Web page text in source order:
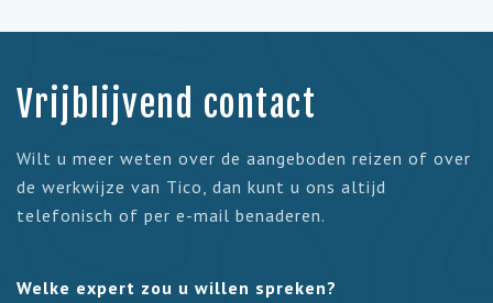
Vrijblijvend contact
Wilt u meer weten over de aangeboden reizen of over
de werkwijze van Tico, dan kunt u ons altijd
telefonisch of per e-mail benaderen.
Welke expert zou u willen spreken?